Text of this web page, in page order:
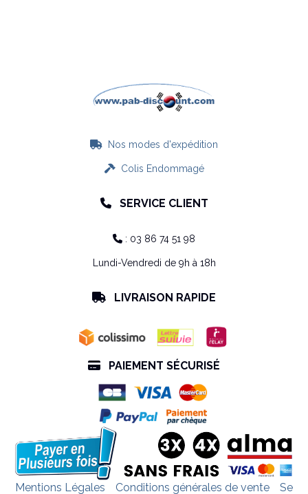
 Nos modes d'expédition
Colis Endommagé
 SERVICE CLIENT
 : 03 86 74 51 98
Lundi-Vendredi de 9h à 18h
 LIVRAISON RAPIDE
 PAIEMENT SÉCURISÉ
Mentions Légales Conditions générales de vente Se